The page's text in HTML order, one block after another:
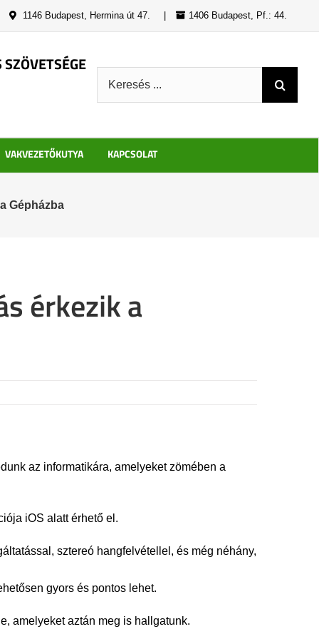
1146 Budapest, Hermina út 47. 1406 Budapest, Pf.: 44.
VAKVEZETŐKUTYA KAPCSOLAT
Gépházba
érkezik a
az informatikára, amelyeket zömében a
iOS alatt érhető el.
sztereó hangfelvétellel, és még néhány,
gyors és pontos lehet.
amelyeket aztán meg is hallgatunk.